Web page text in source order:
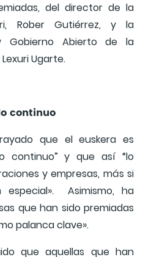
del director de la
Rober Gutiérrez, y la
Gobierno Abierto de la
Ugarte.
continuo
que el euskera es
continuo” y que así “lo
y empresas, más si
Asimismo, ha
que han sido premiadas
palanca clave».
que aquellas que han